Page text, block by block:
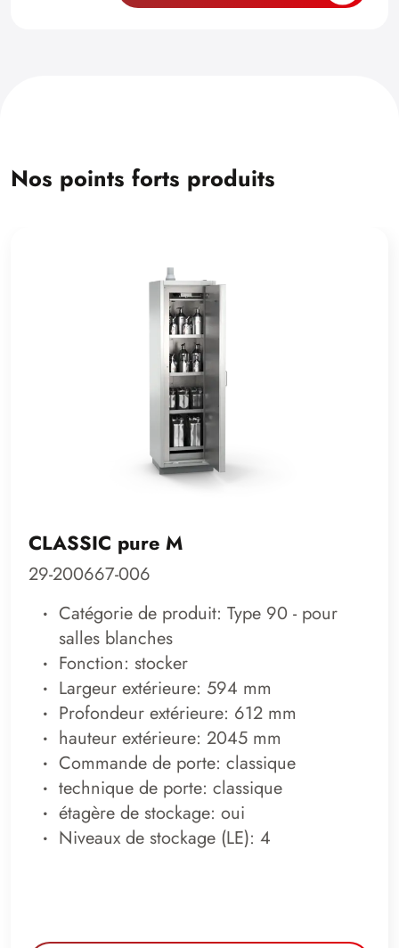
Nos points forts produits
CLASSIC pure M
29-200667-006
Catégorie de produit: Type 90 - pour
salles blanches
Fonction: stocker
Largeur extérieure: 594 mm
Profondeur extérieure: 612 mm
hauteur extérieure: 2045 mm
Commande de porte: classique
technique de porte: classique
étagère de stockage: oui
Niveaux de stockage (LE): 4